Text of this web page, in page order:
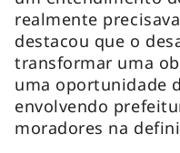
realmente
destacou que o
transformar uma
uma oportunidade
envolvendo
moradores na